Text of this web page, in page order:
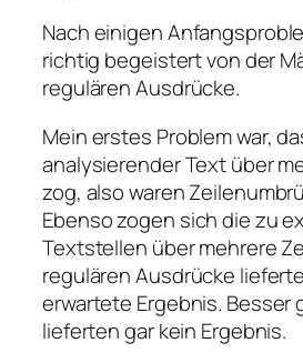
Nach einigen
richtig begeistert von der
regulären Ausdrücke.
Mein erstes Problem war,
analysierender Text über
zog, also waren
Ebenso zogen sich die zu
Textstellen über mehrere
regulären Ausdrücke
erwartete Ergebnis. Besser
lieferten gar kein Ergebnis.